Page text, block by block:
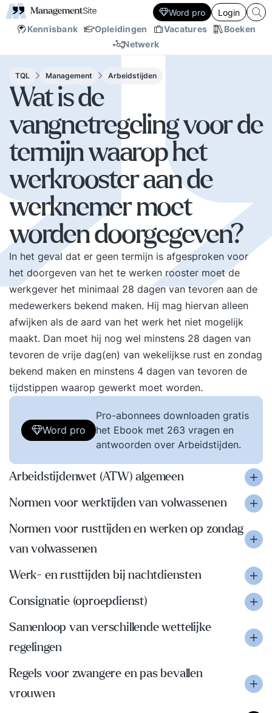
Kennisbank Opleidingen Vacatures
Boeken
Netwerk
Word pro Login
TQL Management Arbeidstijden
Wat is de
vangnetregeling voor de
termijn waarop het
werkrooster aan de
werknemer moet
worden doorgegeven?
In het geval dat er geen termijn is afgesproken voor
het doorgeven van het te werken rooster moet de
werkgever het minimaal 28 dagen van tevoren aan de
medewerkers bekend maken. Hij mag hiervan alleen
afwijken als de aard van het werk het niet mogelijk
maakt. Dan moet hij nog wel minstens 28 dagen van
tevoren de vrije dag(en) van wekelijkse rust en zondag
bekend maken en minstens 4 dagen van tevoren de
tijdstippen waarop gewerkt moet worden.
Word pro
Pro-abonnees downloaden gratis
het Ebook met 263 vragen en
antwoorden over Arbeidstijden.
Arbeidstijdenwet (ATW) algemeen
Normen voor werktijden van volwassenen
Normen voor rusttijden en werken op zondag
van volwassenen
Werk- en rusttijden bij nachtdiensten
Consignatie (oproepdienst)
Samenloop van verschillende wettelijke
regelingen
Regels voor zwangere en pas bevallen
vrouwen